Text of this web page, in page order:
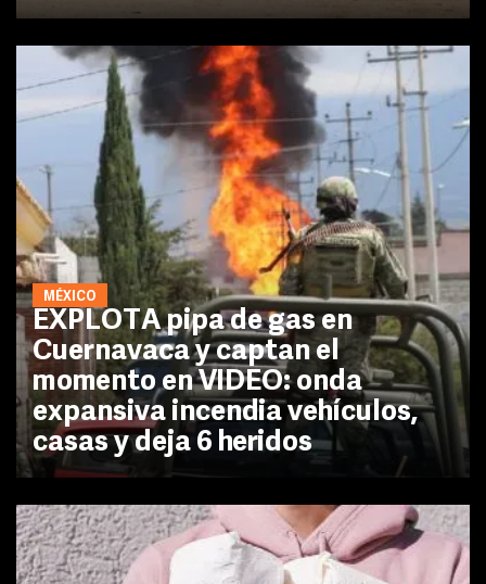
MÉXICO
EXPLOTA pipa de gas en
Cuernavaca y captan el
momento en VIDEO: onda
expansiva incendia vehículos,
casas y deja 6 heridos